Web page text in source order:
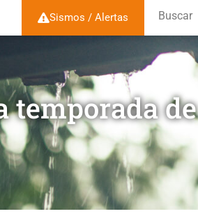
Sismos / Alertas Buscar
temporada de